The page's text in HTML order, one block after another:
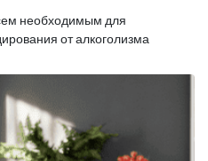
необходимым для
от алкоголизма